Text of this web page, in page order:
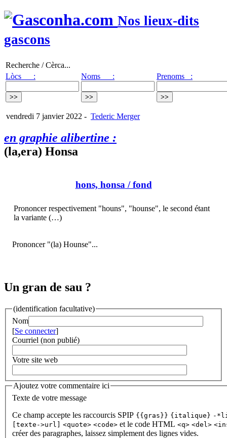
Nos lieux-dits
gascons
Recherche / Cèrca...
Lòcs :
Noms : Prenoms :
vendredi 7 janvier 2022 - Tederic Merger
en graphie alibertine :
(la,era) Honsa
hons, honsa/ fond
Prononcer respectivement "houns", "hounse", le second étant
la variante (…)
Prononcer "(la) Hounse"...
Un gran de sau ?
(identification facultative)
Nom
[Se connecter]
Courriel (non publié)
Votre site web
Ajoutez votre commentaire ici
Texte de votre message
Ce champ accepte les raccourcis SPIP {{gras}} {italique} -
[texte->url] <quote> <code> et le code HTML <q> <del>
créer des paragraphes, laissez simplement des lignes vides.